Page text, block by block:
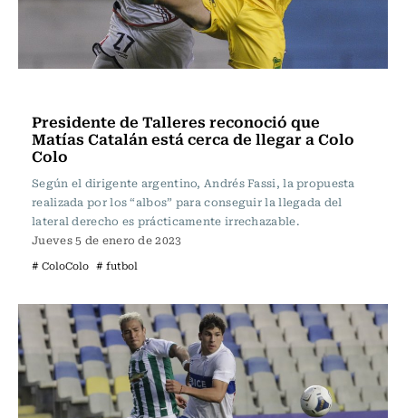
Presidente de Talleres reconoció que
Matías Catalán está cerca de llegar a Colo
Colo
Según el dirigente argentino, Andrés Fassi, la propuesta
realizada por los “albos” para conseguir la llegada del
lateral derecho es prácticamente irrechazable.
Jueves 5 de enero de 2023
# ColoColo # futbol